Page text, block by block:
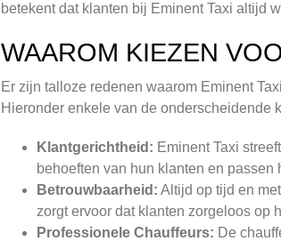
betekent dat klanten bij Eminent Taxi altijd
WAAROM KIEZEN
Er zijn talloze redenen waarom Eminent
Hieronder enkele van de onderscheidende
Klantgerichtheid: Eminent Taxi
behoeften van hun klanten en passen
Betrouwbaarheid: Altijd op tijd en
zorgt ervoor dat klanten zorgeloos op
Professionele Chauffeurs: De